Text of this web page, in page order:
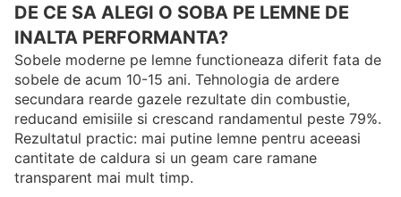
DE CE SA ALEGI O SOBA PE LEMNE DE
INALTA PERFORMANTA?
Sobele moderne pe lemne functioneaza diferit fata de
sobele de acum 10-15 ani. Tehnologia de ardere
secundara rearde gazele rezultate din combustie,
reducand emisiile si crescand randamentul peste 79%.
Rezultatul practic: mai putine lemne pentru aceeasi
cantitate de caldura si un geam care ramane
transparent mai mult timp.